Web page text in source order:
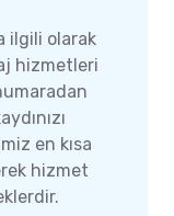
ilgili olarak
hizmetleri
en kısa
hizmet